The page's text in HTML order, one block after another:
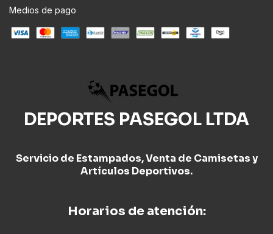
Medios de pago
DEPORTES PASEGOL LTDA
Servicio de Estampados, Venta de Camisetas y
Artículos Deportivos.
Horarios de atención: